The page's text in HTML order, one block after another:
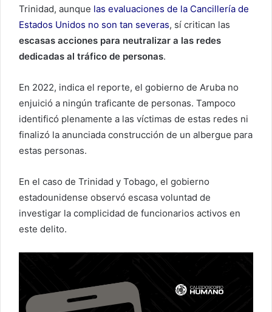
Trinidad, aunque las evaluaciones de la Cancillería de
Estados Unidos no son tan severas, sí critican las
escasas acciones para neutralizar a las redes
dedicadas al tráfico de personas.
En 2022, indica el reporte, el gobierno de Aruba no
enjuició a ningún traficante de personas. Tampoco
identificó plenamente a las víctimas de estas redes ni
finalizó la anunciada construcción de un albergue para
estas personas.
En el caso de Trinidad y Tobago, el gobierno
estadounidense observó escasa voluntad de
investigar la complicidad de funcionarios activos en
este delito.